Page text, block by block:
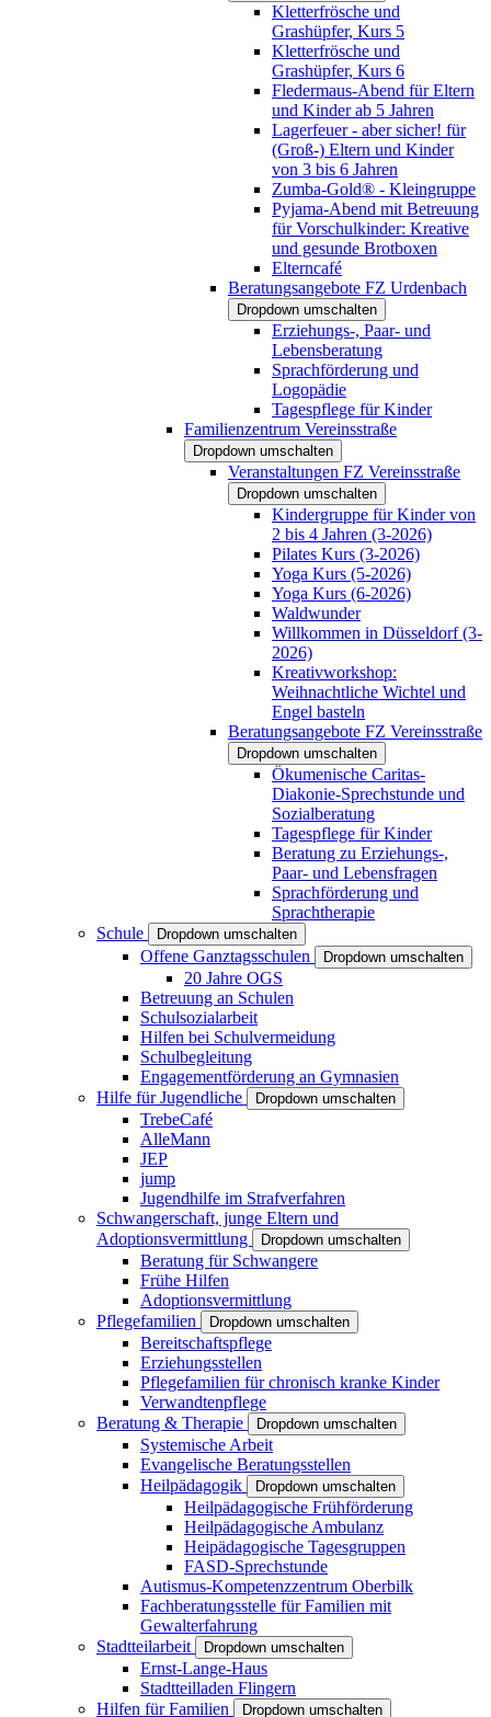
Kletterfrösche und
Grashüpfer, Kurs 5
Kletterfrösche und
Grashüpfer, Kurs 6
Fledermaus-Abend für Eltern
und Kinder ab 5 Jahren
Lagerfeuer - aber sicher! für
(Groß-) Eltern und Kinder
von 3 bis 6 Jahren
Zumba-Gold® - Kleingruppe
Pyjama-Abend mit Betreuung
für Vorschulkinder: Kreative
und gesunde Brotboxen
Elterncafé
Beratungsangebote FZ Urdenbach
Dropdown umschalten
Erziehungs-, Paar- und
Lebensberatung
Sprachförderung und
Logopädie
Tagespflege für Kinder
Familienzentrum Vereinsstraße
Dropdown umschalten
Veranstaltungen FZ Vereinsstraße
Dropdown umschalten
Kindergruppe für Kinder von
2 bis 4 Jahren (3-2026)
Pilates Kurs (3-2026)
Yoga Kurs (5-2026)
Yoga Kurs (6-2026)
Waldwunder
Willkommen in Düsseldorf (3-
2026)
Kreativworkshop:
Weihnachtliche Wichtel und
Engel basteln
Beratungsangebote FZ Vereinsstraße
Dropdown umschalten
Ökumenische Caritas-
Diakonie-Sprechstunde und
Sozialberatung
Tagespflege für Kinder
Beratung zu Erziehungs-,
Paar- und Lebensfragen
Sprachförderung und
Sprachtherapie
Schule
Dropdown umschalten
Offene Ganztagsschulen Dropdown umschalten
20 Jahre OGS
Betreuung an Schulen
Schulsozialarbeit
Hilfen bei Schulvermeidung
Schulbegleitung
Engagementförderung an Gymnasien
Hilfe für Jugendliche
Dropdown umschalten
TrebeCafé
AlleMann
JEP
jump
Jugendhilfe im Strafverfahren
Schwangerschaft, junge Eltern und
Adoptionsvermittlung
Dropdown umschalten
Beratung für Schwangere
Frühe Hilfen
Adoptionsvermittlung
Pflegefamilien
Dropdown umschalten
Bereitschaftspflege
Erziehungsstellen
Pflegefamilien für chronisch kranke Kinder
Verwandtenpflege
Beratung & Therapie
Dropdown umschalten
Systemische Arbeit
Evangelische Beratungsstellen
Heilpädagogik
Dropdown umschalten
Heilpädagogische Frühförderung
Heilpädagogische Ambulanz
Heipädagogische Tagesgruppen
FASD-Sprechstunde
Autismus-Kompetenzzentrum Oberbilk
Fachberatungsstelle für Familien mit
Gewalterfahrung
Stadtteilarbeit
Dropdown umschalten
Ernst-Lange-Haus
Stadtteilladen Flingern
Hilfen für Familien
Dropdown umschalten